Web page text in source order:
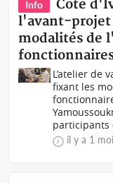
Info
Côte
l'avant-projet
modalités de
L’atelier de
fixant les
participants
il y a 1